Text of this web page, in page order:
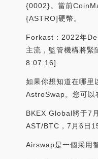
{0002}。當前
{ASTRO]硬幣。
Forkast：2022年
主流，監管機構將
8:07:16]
如果你想知道在哪
AstroSwap。您可以
BKEX Global將于7
AST/BTC，7月6日
Airswap是一個采用